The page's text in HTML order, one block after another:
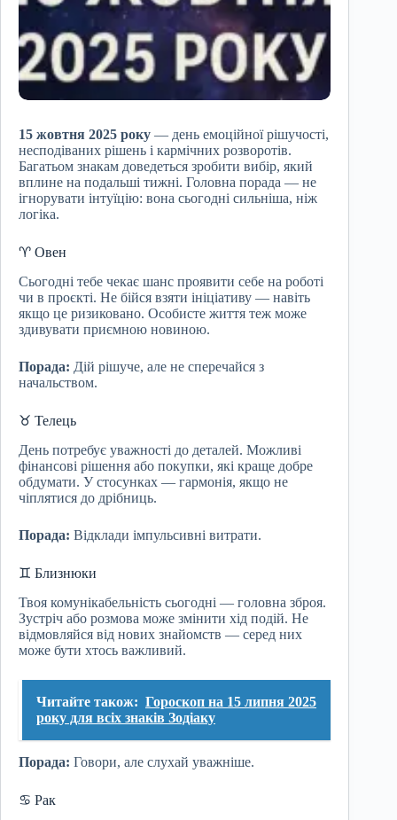
15 жовтня 2025 року — день емоційної рішучості,
несподіваних рішень і кармічних розворотів.
Багатьом знакам доведеться зробити вибір, який
вплине на подальші тижні. Головна порада — не
ігнорувати інтуїцію: вона сьогодні сильніша, ніж
логіка.
♈ Овен
Сьогодні тебе чекає шанс проявити себе на роботі
чи в проєкті. Не бійся взяти ініціативу — навіть
якщо це ризиковано. Особисте життя теж може
здивувати приємною новиною.
Порада: Дій рішуче, але не сперечайся з
начальством.
♉ Телець
День потребує уважності до деталей. Можливі
фінансові рішення або покупки, які краще добре
обдумати. У стосунках — гармонія, якщо не
чіплятися до дрібниць.
Порада: Відклади імпульсивні витрати.
♊ Близнюки
Твоя комунікабельність сьогодні — головна зброя.
Зустріч або розмова може змінити хід подій. Не
відмовляйся від нових знайомств — серед них
може бути хтось важливий.
Читайте також: Гороскоп на 15 липня 2025
року для всіх знаків Зодіаку
Порада: Говори, але слухай уважніше.
♋ Рак